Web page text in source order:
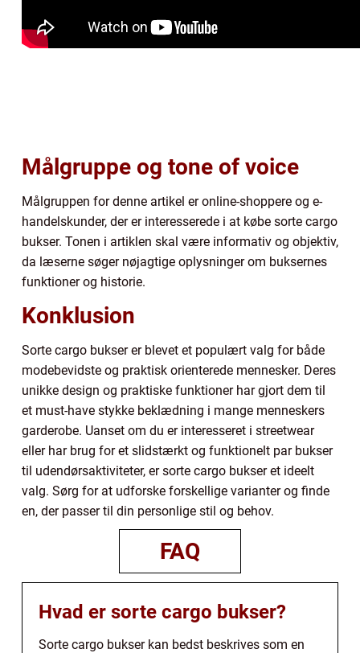
Målgruppe og tone of voice
Målgruppen for denne artikel er online-shoppere og e-
handelskunder, der er interesserede i at købe sorte cargo
bukser. Tonen i artiklen skal være informativ og objektiv,
da læserne søger nøjagtige oplysninger om buksernes
funktioner og historie.
Konklusion
Sorte cargo bukser er blevet et populært valg for både
modebevidste og praktisk orienterede mennesker. Deres
unikke design og praktiske funktioner har gjort dem til
et must-have stykke beklædning i mange menneskers
garderobe. Uanset om du er interesseret i streetwear
eller har brug for et slidstærkt og funktionelt par bukser
til udendørsaktiviteter, er sorte cargo bukser et ideelt
valg. Sørg for at udforske forskellige varianter og finde
en, der passer til din personlige stil og behov.
FAQ
Hvad er sorte cargo bukser?
Sorte cargo bukser kan bedst beskrives som en